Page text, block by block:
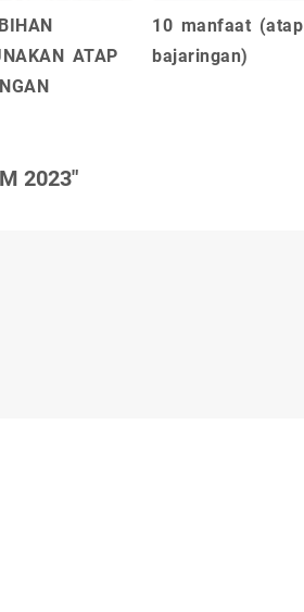
ATAP
10 manfaat (atap
bajaringan)
2023"